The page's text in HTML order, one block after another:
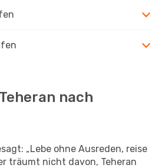
nach
„Lebe ohne Ausreden, reise
träumt nicht davon, Teheran